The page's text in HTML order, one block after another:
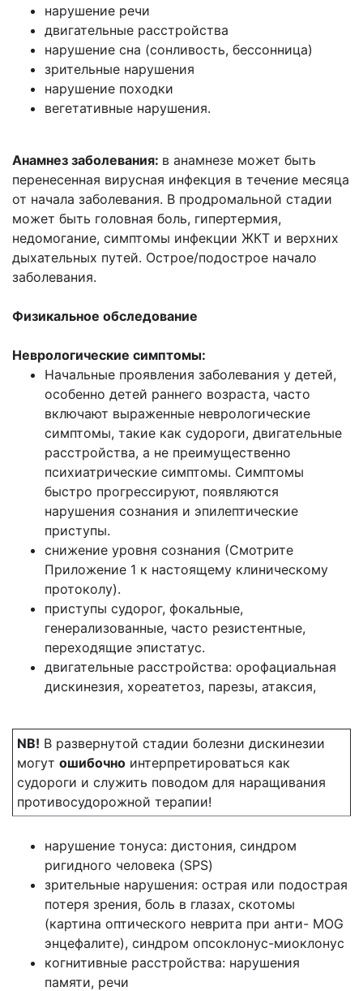
нарушение речи
двигательные расстройства
нарушение сна (сонливость, бессонница)
зрительные нарушения
нарушение походки
вегетативные нарушения.
Анамнез заболевания: в анамнезе может быть
перенесенная вирусная инфекция в течение месяца
от начала заболевания. В продромальной стадии
может быть головная боль, гипертермия,
недомогание, симптомы инфекции ЖКТ и верхних
дыхательных путей. Острое/подострое начало
заболевания.
Физикальное обследование
Неврологические симптомы:
Начальные проявления заболевания у детей,
особенно детей раннего возраста, часто
включают выраженные неврологические
симптомы, такие как судороги, двигательные
расстройства, а не преимущественно
психиатрические симптомы. Симптомы
быстро прогрессируют, появляются
нарушения сознания и эпилептические
приступы.
снижение уровня сознания (Смотрите
Приложение 1 к настоящему клиническому
протоколу).
приступы судорог, фокальные,
генерализованные, часто резистентные,
переходящие эпистатус.
двигательные расстройства: орофациальная
дискинезия, хореатетоз, парезы, атаксия,
NB! В развернутой стадии болезни дискинезии
могут ошибочно интерпретироваться как
судороги и служить поводом для наращивания
противосудорожной терапии!
нарушение тонуса: дистония, синдром
ригидного человека (SPS)
зрительные нарушения: острая или подострая
потеря зрения, боль в глазах, скотомы
(картина оптического неврита при анти- MOG
энцефалите), синдром опсоклонус-миоклонус
когнитивные расстройства: нарушения
памяти, речи